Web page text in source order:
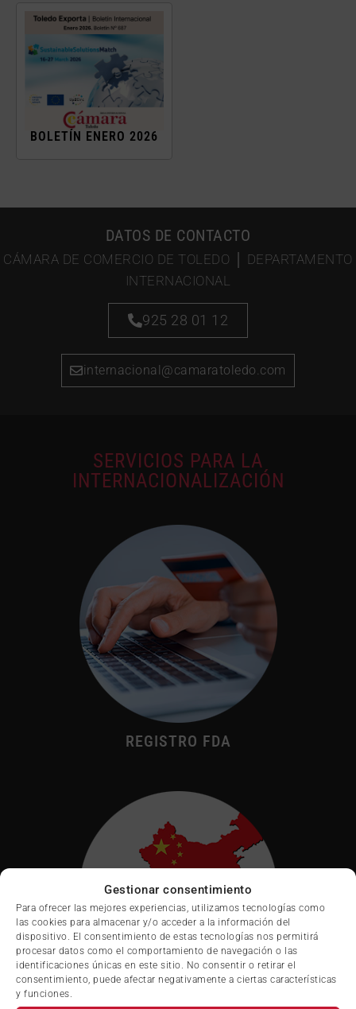
Gestionar consentimiento
Para ofrecer las mejores experiencias, utilizamos tecnologías como
las cookies para almacenar y/o acceder a la información del
dispositivo. El consentimiento de estas tecnologías nos permitirá
procesar datos como el comportamiento de navegación o las
identificaciones únicas en este sitio. No consentir o retirar el
consentimiento, puede afectar negativamente a ciertas características
y funciones.
BOLETÍN ENERO 2026
DATOS DE CONTACTO
CÁMARA DE COMERCIO DE TOLEDO │ DEPARTAMENTO
INTERNACIONAL
925 28 01 12
internacional@camaratoledo.com
SERVICIOS PARA LA
INTERNACIONALIZACIÓN
REGISTRO FDA